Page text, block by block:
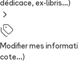
dédicace, ex-libris...)
Modifier mes
cote...)